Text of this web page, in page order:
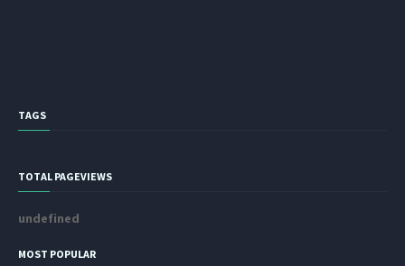
TAGS
TOTAL PAGEVIEWS
undefined
MOST POPULAR